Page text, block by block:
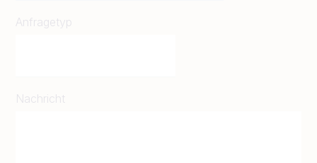
Anfragetyp
Nachricht